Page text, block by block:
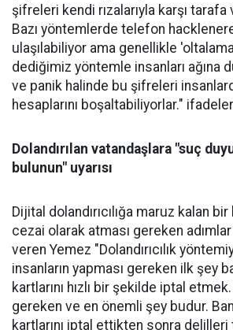
şifreleri kendi rızalarıyla karşı
Bazı yöntemlerde telefon
ulaşılabiliyor ama genellikle
dediğimiz yöntemle insanları ağına
ve panik halinde bu şifreleri
hesaplarını boşaltabiliyorlar."
Dolandırılan vatandaşlara "suç
bulunun" uyarısı
Dijital dolandırıcılığa maruz kalan
cezai olarak atması gereken
veren Yemez "Dolandırıcılık
insanların yapması gereken ilk şey
kartlarını hızlı bir şekilde iptal
gereken ve en önemli şey budur.
kartlarını iptal ettikten sonra delilleri